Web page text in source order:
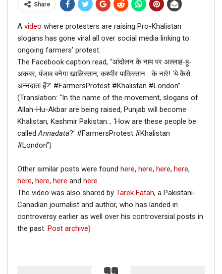
Share
A video where protesters are raising Pro-Khalistan
slogans has gone viral all over social media linking to
ongoing farmers’ protest.
The Facebook caption read, “आंदोलन के नाम पर अल्लाह-हू-
अकबर, पंजाब बनेगा खालिस्तान, कश्मीर पाकिस्तान… के नारे! ‘ये कैसे
अन्नदाता हैं?’ #FarmersProtest #Khalistan #London”
(Translation: “In the name of the movement, slogans of
Allah-Hu-Akbar are being raised, Punjab will become
Khalistan, Kashmir Pakistan… ‘How are these people be
called Annadata?’ #FarmersProtest #Khalistan
#London”)
Other similar posts were found here, here, here, here,
here, here, here and here
The video was also shared by Tarek Fatah, a Pakistani-
Canadian journalist and author, who has landed in
controversy earlier as well over his controversial posts in
the past. Post archive)